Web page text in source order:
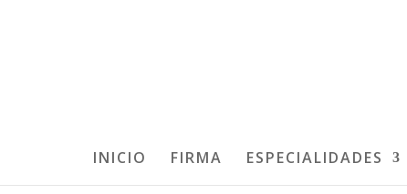
INICIO FIRMA ESPECIALIDADES